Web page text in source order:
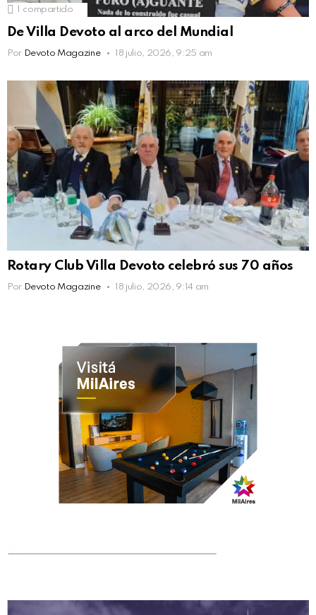
1 compartido
De Villa Devoto al arco del Mundial
Por Devoto Magazine 18 julio, 2026, 9:25 am
Rotary Club Villa Devoto celebró sus 70 años
Por Devoto Magazine 18 julio, 2026, 9:14 am